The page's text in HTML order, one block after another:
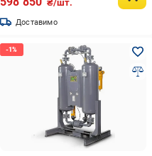
₴/шт.
Доставимо